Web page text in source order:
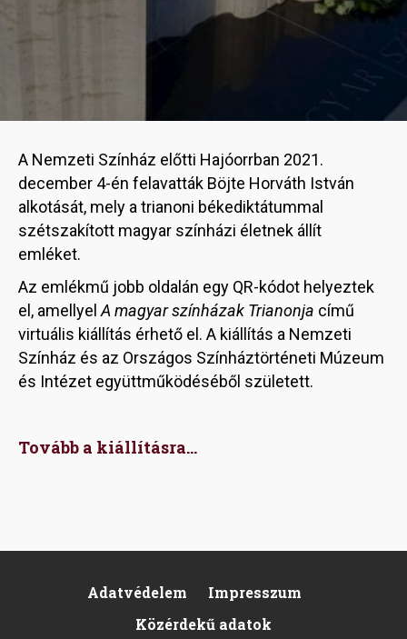
A Nemzeti Színház előtti Hajóorrban 2021.
december 4-én felavatták Böjte Horváth István
alkotását, mely a trianoni békediktátummal
szétszakított magyar színházi életnek állít
emléket.
Az emlékmű jobb oldalán egy QR-kódot helyeztek
el, amellyelA magyar színházak Trianonja című
virtuális kiállítás érhető el. A kiállítás a Nemzeti
Színház és az Országos Színháztörténeti Múzeum
és Intézet együttműködéséből született.
Tovább a kiállításra...
Footer
Adatvédelem
Impresszum
Közérdekű adatok